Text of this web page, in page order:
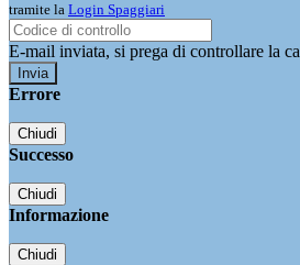
tramite la Login Spaggiari
E-mail inviata, si prega di controllare la
Errore
Chiudi
Successo
Chiudi
Informazione
Chiudi